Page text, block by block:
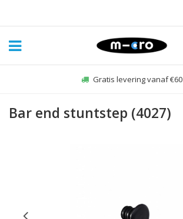
Gratis levering vanaf €60
Bar end stuntstep (4027)